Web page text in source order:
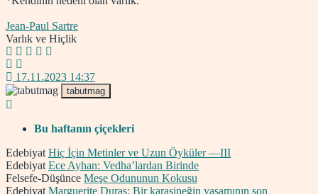
Jean-Paul Sartre
Varlık ve Hiçlik
17.11.2023 14:37
tabutmag
Bu haftanın çiçekleri
Edebiyat Hiç İçin Metinler ve Uzun Öyküler —III
Edebiyat Ece Ayhan: Vedha’lardan Birinde
Felsefe-Düşünce Meşe Odununun Kokusu
Edebiyat Marguerite Duras: Bir karasineğin yaşamının son